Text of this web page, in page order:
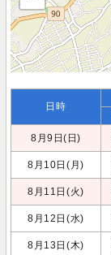
日時
8月9日(日)
8月10日(月)
8月11日(火)
8月12日(水)
8月13日(木)